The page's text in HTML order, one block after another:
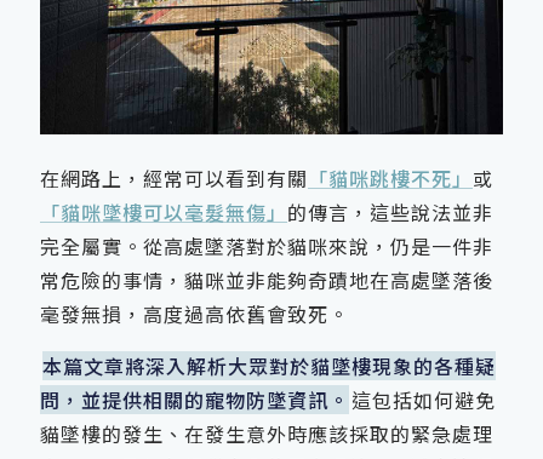
在網路上，經常可以看到有關 「貓咪跳樓不死」 或
「貓咪墜樓可以毫髮無傷」 的傳言，這些說法並非
完全屬實。從高處墜落對於貓咪來說，仍是一件非
常危險的事情，貓咪並非能夠奇蹟地在高處墜落後
毫發無損，高度過高依舊會致死。
本篇文章將深入解析大眾對於貓墜樓現象的各種疑
問，並提供相關的寵物防墜資訊。 這包括如何避免
貓墜樓的發生、在發生意外時應該採取的緊急處理